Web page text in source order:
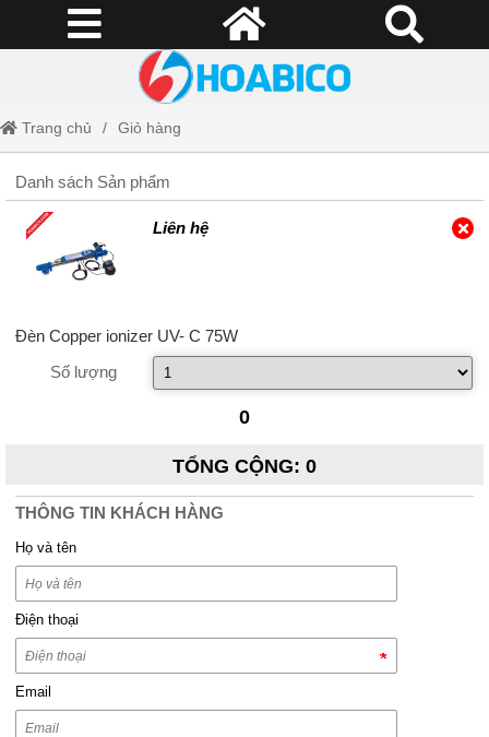
Trang chủ Giỏ hàng
Danh sách Sản phẩm
Liên hệ
Đèn Copper ionizer UV- C 75W
Số lượng
0
TỔNG CỘNG: 0
THÔNG TIN KHÁCH HÀNG
Họ và tên
Điện thoại
Email